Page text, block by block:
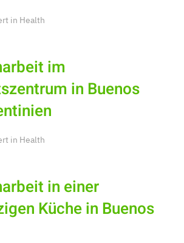
in Health
im
in Buenos
in Health
in einer
Küche in Buenos